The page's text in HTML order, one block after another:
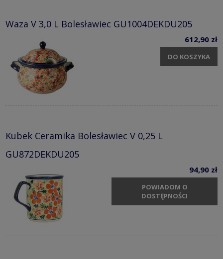
Waza V 3,0 L Bolesławiec GU1004DEKDU205
612,90 zł
DO KOSZYKA
Kubek Ceramika Bolesławiec V 0,25 L
GU872DEKDU205
94,90 zł
POWIADOM O
DOSTĘPNOŚCI